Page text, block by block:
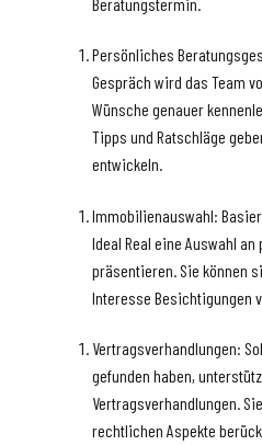
Persönliches
Gespräch wird das Team
Wünsche genauer
Tipps und Ratschläge
entwickeln.
Immobilienauswahl:
Ideal Real eine Auswahl
präsentieren. Sie können
Interesse Besichtigungen
Vertragsverhandlungen:
gefunden haben,
Vertragsverhandlungen.
rechtlichen Aspekte